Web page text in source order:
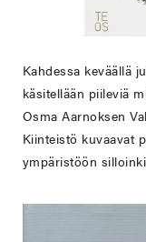
Kahdessa keväällä
käsitellään piileviä
Osma Aarnoksen
Kiinteistö kuvaavat
ympäristöön